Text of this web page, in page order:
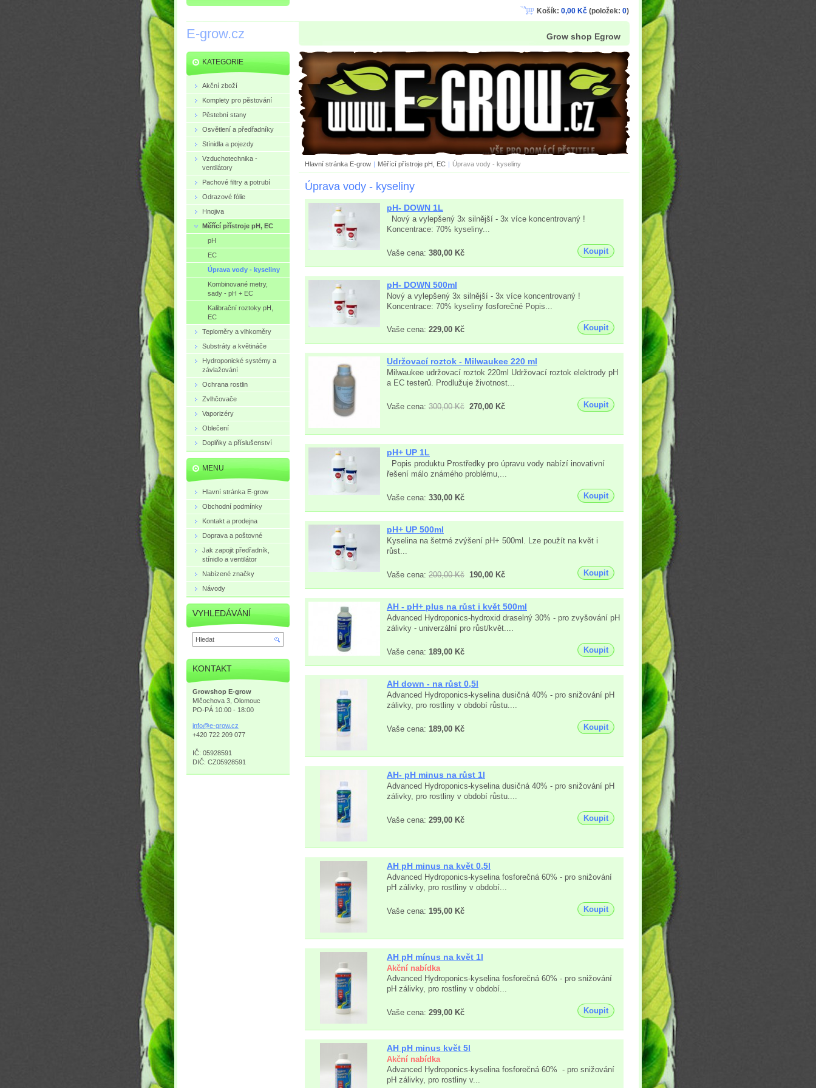
E-grow.cz Grow shop Egrow
Hlavní stránka E-grow | Měřící přístroje pH, EC | Úprava vody - kyseliny
Úprava vody - kyseliny
pH- DOWN 1L
Nový a vylepšený 3x silnější - 3x více koncentrovaný !
Koncentrace: 70% kyseliny...
Koupit
Vaše cena: 380,00 Kč
pH- DOWN 500ml
Nový a vylepšený 3x silnější - 3x více koncentrovaný !
Koncentrace: 70% kyseliny fosforečné Popis...
Koupit
Vaše cena: 229,00 Kč
Udržovací roztok - Milwaukee 220 ml
Milwaukee udržovací roztok 220ml Udržovací roztok elektrody pH
a EC testerů. Prodlužuje životnost...
Koupit
Vaše cena: 300,00 Kč 270,00 Kč
pH+ UP 1L
Popis produktu Prostředky pro úpravu vody nabízí inovativní
řešení málo známého problému,...
Koupit
Vaše cena: 330,00 Kč
pH+ UP 500ml
Kyselina na šetrné zvýšení pH+ 500ml. Lze použít na květ i
růst...
Koupit
Vaše cena: 200,00 Kč 190,00 Kč
AH - pH+ plus na růst i květ 500ml
Advanced Hydroponics-hydroxid draselný 30% - pro zvyšování pH
zálivky - univerzální pro růst/květ....
Koupit
Vaše cena: 189,00 Kč
AH down - na růst 0,5l
Advanced Hydroponics-kyselina dusičná 40% - pro snižování pH
zálivky, pro rostliny v období růstu....
Koupit
Vaše cena: 189,00 Kč
AH- pH minus na růst 1l
Advanced Hydroponics-kyselina dusičná 40% - pro snižování pH
zálivky, pro rostliny v období růstu....
Koupit
Vaše cena: 299,00 Kč
AH pH minus na květ 0,5l
Advanced Hydroponics-kyselina fosforečná 60% - pro snižování
pH zálivky, pro rostliny v období...
Koupit
Vaše cena: 195,00 Kč
AH pH mínus na květ 1l
Akční nabídka
Advanced Hydroponics-kyselina fosforečná 60% - pro snižování
pH zálivky, pro rostliny v období...
Koupit
Vaše cena: 299,00 Kč
AH pH minus květ 5l
Akční nabídka
Advanced Hydroponics-kyselina fosforečná 60% - pro snižování
pH zálivky, pro rostliny v...
KATEGORIE
Akční zboží
Komplety pro pěstování
Pěstební stany
Osvětlení a předřadníky
Stínidla a pojezdy
Vzduchotechnika -
ventilátory
Pachové filtry a potrubí
Odrazové fólie
Hnojiva
Měřící přístroje pH, EC
pH
EC
Úprava vody - kyseliny
Kombinované metry,
sady - pH + EC
Kalibrační roztoky pH,
EC
Teploměry a vlhkoměry
Substráty a květináče
Hydroponické systémy a
závlažování
Ochrana rostlin
Zvlhčovače
Vaporizéry
Oblečení
Doplňky a příslušenství
MENU
Hlavní stránka E-grow
Obchodní podmínky
Kontakt a prodejna
Doprava a poštovné
Jak zapojit předřadník,
stínidlo a ventilátor
Nabízené značky
Návody
VYHLEDÁVÁNÍ
KONTAKT
Growshop E-grow
Mlčochova 3, Olomouc
PO-PÁ 10:00 - 18:00
info@e-grow.cz
+420 722 209 077
IČ: 05928591
DIČ: CZ05928591
Košík: 0,00 Kč (položek: 0)